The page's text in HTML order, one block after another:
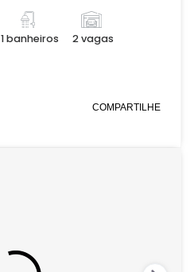
1 banheiros 2 vagas
COMPARTILHE